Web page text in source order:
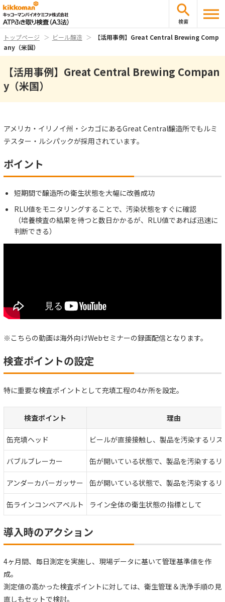
検索
トップページ ビール醸造
【活用事例】Great Central Brewing Comp
any（米国）
【活用事例】Great Central Brewing Compan
y（米国）
アメリカ・イリノイ州・シカゴにあるGreat Central醸造所でもルミ
テスター・ルシパックが採用されています。
ポイント
短期間で醸造所の衛生状態を大幅に改善成功
RLU値をモニタリングすることで、汚染状態をすぐに確認
（培養検査の結果を待つと数日かかるが、RLU値であれば迅速に
判断できる）
※こちらの動画は海外向けWebセミナーの録画配信となります。
検査ポイントの設定
特に重要な検査ポイントとして充填工程の4か所を設定。
検査ポイント 理由
缶充填ヘッド ビールが直接接触し、製品を汚染するリ
バブルブレーカー 缶が開いている状態で、製品を汚染するリ
アンダーカバーガッサー 缶が開いている状態で、製品を汚染するリ
缶ラインコンベアベルト ライン全体の衛生状態の指標として
導入時のアクション
4ヶ月間、毎日測定を実施し、現場データに基いて管理基準値を作
成。
測定値の高かった検査ポイントに対しては、衛生管理＆洗浄手順の見
直しもセットで検討。